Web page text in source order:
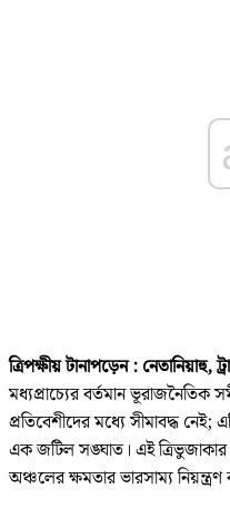
ত্রিপক্ষীয় টানাপড়েন : নেতানিয়াহু,
মধ্যপ্রাচ্যের বর্তমান
প্রতিবেশীদের মধ্যে সীমাবদ্ধ নেই;
এক জটিল সঙ্ঘাত। এই ত্রিভুজাকার
অঞ্চলের ক্ষমতার ভারসাম্য